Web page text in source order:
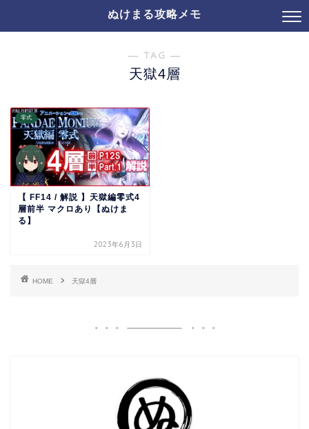
ぬけまる攻略メモ
― TAG ―
天獄4層
零式
【 FF14 / 解説 】天獄編零式4
層前半 マクロあり【ぬけま
る】
2023年6月3日
HOME 天獄4層